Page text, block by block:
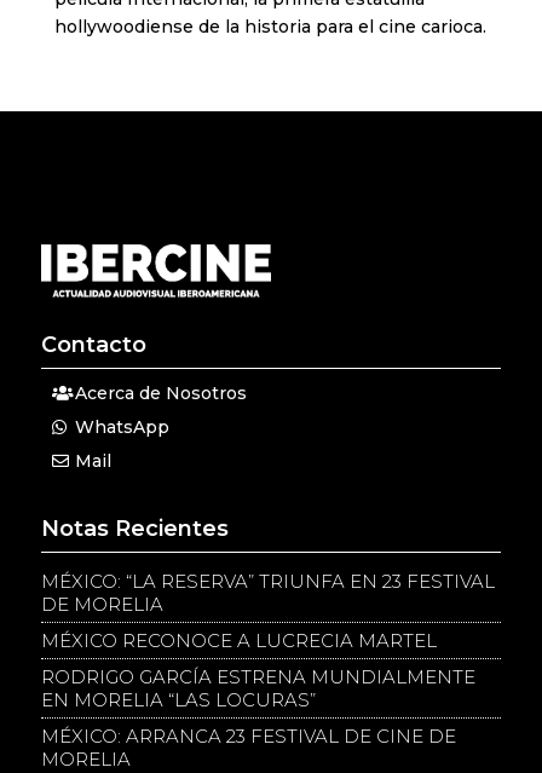
hollywoodiense de la historia para el cine carioca.
Contacto
Acerca de Nosotros
WhatsApp
Mail
Notas Recientes
MÉXICO: “LA RESERVA” TRIUNFA EN 23 FESTIVAL
DE MORELIA
MÉXICO RECONOCE A LUCRECIA MARTEL
RODRIGO GARCÍA ESTRENA MUNDIALMENTE
EN MORELIA “LAS LOCURAS”
MÉXICO: ARRANCA 23 FESTIVAL DE CINE DE
MORELIA